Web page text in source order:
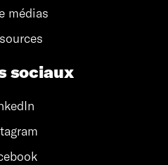
médias
sociaux